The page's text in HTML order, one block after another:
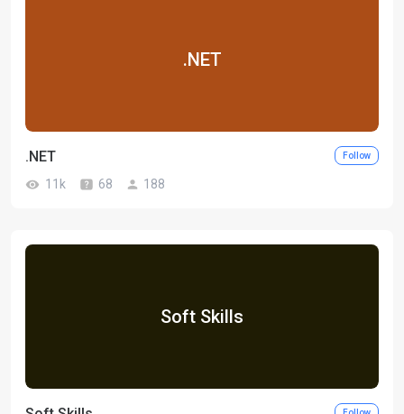
.NET
.NET Follow
11k 68 188
Soft Skills